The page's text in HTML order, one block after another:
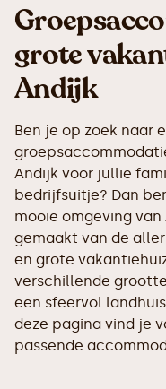
grote
Andijk
Ben je op zoek naar
Andijk voor jullie
bedrijfsuitje? Dan
mooie omgeving
gemaakt van de
en grote
verschillende
een sfeervol
deze pagina vind je
passende